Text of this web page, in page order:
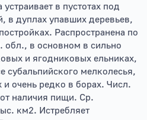
в пустотах под
в дуплах упавших деревьев,
Распространена по
обл., в основном в сильно
и ягодниковых ельниках,
субальпийского мелколесья,
очень редко в борах. Числ.
наличия пищи. Ср.
км2. Истребляет